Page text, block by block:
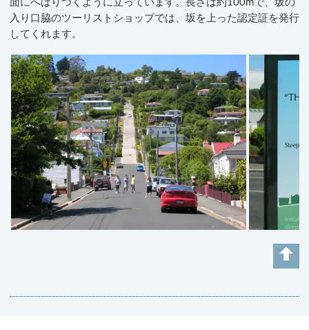
面にへばりつくように立っています。長さは約100mで、坂の
入り口脇のツーリストショップでは、坂を上った認定証を発行
してくれます。